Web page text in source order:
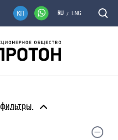
RU / ENG
фильтры